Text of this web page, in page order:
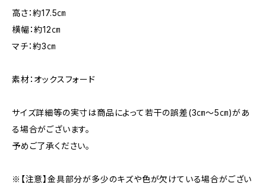
高さ：約17.5㎝
横幅：約12㎝
マチ：約3㎝
素材：オックスフォード
サイズ詳細等の実寸は商品によって若干の誤差(3㎝〜5㎝)があ
る場合がございます。
予めご了承ください。
※【注意】金具部分が多少のキズや色が欠けている場合がござい